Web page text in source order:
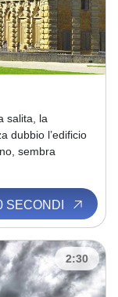
salita, la
dubbio l’edificio
sembra
SECONDI
2:30